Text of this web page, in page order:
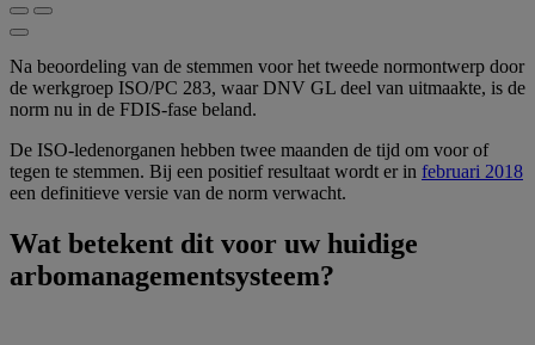
Na beoordeling van de stemmen voor het tweede normontwerp door
de werkgroep ISO/PC 283, waar DNV GL deel van uitmaakte, is de
norm nu in de FDIS-fase beland.
De ISO-ledenorganen hebben twee maanden de tijd om voor of
tegen te stemmen. Bij een positief resultaat wordt er in februari 2018
een definitieve versie van de norm verwacht.
Wat betekent dit voor uw huidige
arbomanagementsysteem?